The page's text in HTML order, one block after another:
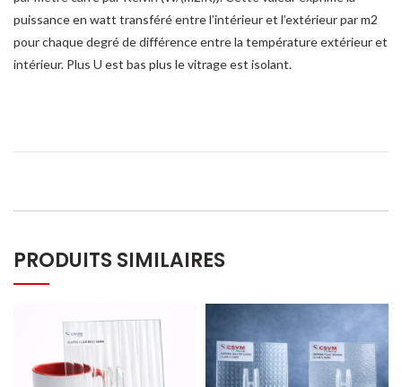
puissance en watt transféré entre l’intérieur et l’extérieur par m2
pour chaque degré de différence entre la température extérieur et
intérieur. Plus U est bas plus le vitrage est isolant.
PRODUITS SIMILAIRES